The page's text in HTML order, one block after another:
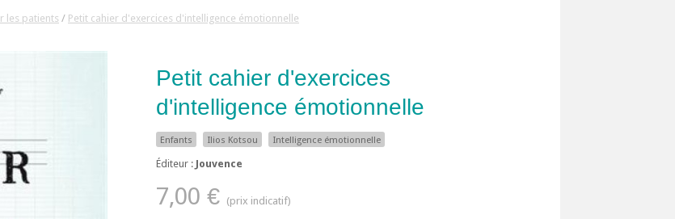
les patients / Petit cahier d'exercices d'intelligence émotionnelle
Petit cahier d'exercices
d'intelligence émotionnelle
Enfants Ilios Kotsou Intelligence émotionnelle
Éditeur : Jouvence
7,00 €